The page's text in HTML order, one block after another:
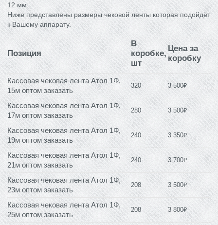
12 мм.
Ниже представлены размеры чековой ленты которая подойдёт
к Вашему аппарату.
Позиция
В
коробке,
шт
Цена за
коробку
Кассовая чековая лента Атол 1Ф,
15м оптом заказать
320 3 500₽
Кассовая чековая лента Атол 1Ф,
17м оптом заказать
280 3 500₽
Кассовая чековая лента Атол 1Ф,
19м оптом заказать
240 3 350₽
Кассовая чековая лента Атол 1Ф,
21м оптом заказать
240 3 700₽
Кассовая чековая лента Атол 1Ф,
23м оптом заказать
208 3 500₽
Кассовая чековая лента Атол 1Ф,
25м оптом заказать
208 3 800₽